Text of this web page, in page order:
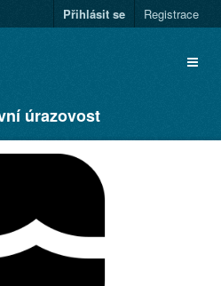
Přihlásit se Registrace
úrazovost